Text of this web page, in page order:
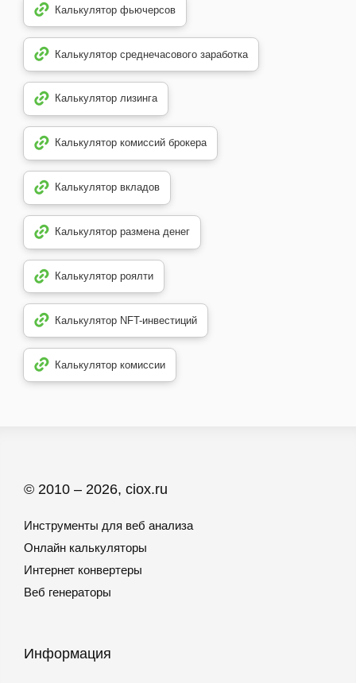
Калькулятор фьючерсов
Калькулятор среднечасового заработка
Калькулятор лизинга
Калькулятор комиссий брокера
Калькулятор вкладов
Калькулятор размена денег
Калькулятор роялти
Калькулятор NFT-инвестиций
Калькулятор комиссии
© 2010 – 2026, ciox.ru
Инструменты для веб анализа
Онлайн калькуляторы
Интернет конвертеры
Веб генераторы
Информация